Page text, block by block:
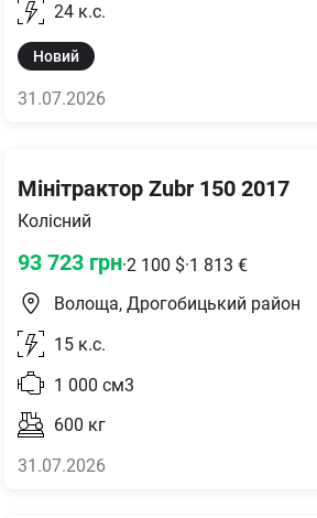
24 к.с.
Новий
31.07.2026
Мінітрактор Zubr 150 2017
Колісний
93 723 грн·2 100 $·1 813 €
Волоща, Дрогобицький район
15 к.с.
1 000 см3
600 кг
31.07.2026